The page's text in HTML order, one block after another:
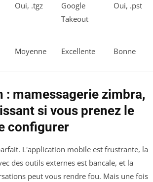
Oui, .tgz
Google
Takeout
Oui, .pst
Moyenne Excellente Bonne
: mamessagerie zimbra,
si vous prenez le
configurer
L'application mobile est frustrante, la
des outils externes est bancale, et la
peut vous rendre fou. Mais une fois